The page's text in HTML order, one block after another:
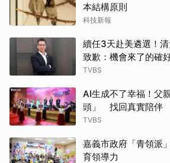
本結構原則
科技新報
續任3天赴美遴選！
致歉：機會來了的確
TVBS
AI生成不了幸福！父
頭」 找回真實陪伴
TVBS
嘉義市政府「青領派
育領導力